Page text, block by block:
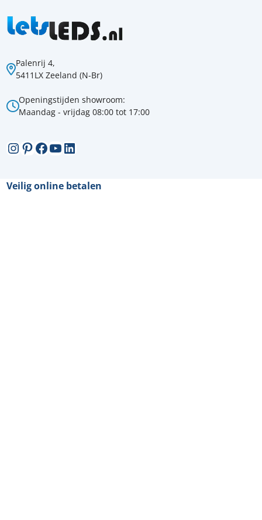
Palenrij 4,
5411LX Zeeland (N-Br)
Openingstijden showroom:
Maandag - vrijdag 08:00 tot 17:00
Instagram
Pinterest
Facebook
YouTube
LinkedIn
Veilig online betalen